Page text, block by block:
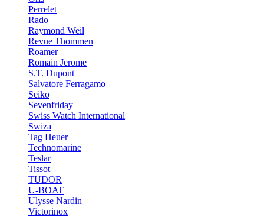
Perrelet
Rado
Raymond Weil
Revue Thommen
Roamer
Romain Jerome
S.T. Dupont
Salvatore Ferragamo
Seiko
Sevenfriday
Swiss Watch International
Swiza
Tag Heuer
Technomarine
Teslar
Tissot
TUDOR
U-BOAT
Ulysse Nardin
Victorinox